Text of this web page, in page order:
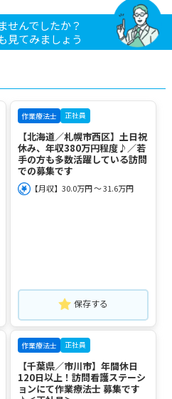
せんでしたか？
見てみましょう
作業療法士 正社員
【北海道／札幌市西区】土日祝
休み、年収380万円程度♪／若
手の方も多数活躍している訪問
での募集です
【月収】30.0万円 ～ 31.6万円
保存する
作業療法士 正社員
【千葉県／市川市】年間休日
120日以上！訪問看護ステーシ
ョンにて作業療法士 募集です